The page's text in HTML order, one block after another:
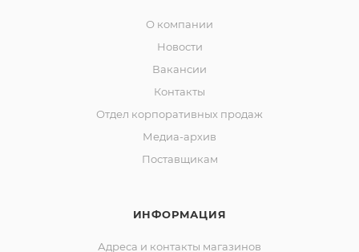
О компании
Новости
Вакансии
Контакты
Отдел корпоративных продаж
Медиа-архив
Поставщикам
ИНФОРМАЦИЯ
Адреса и контакты магазинов